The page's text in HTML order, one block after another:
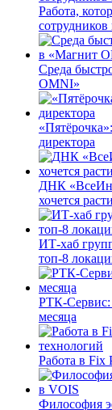
Работа,
Среда
OMNI»
директора
ДНК
хочется расти
ИТ-хаб
топ-8
РТК-Сервис:
месяца
Работа в Fix
Философия